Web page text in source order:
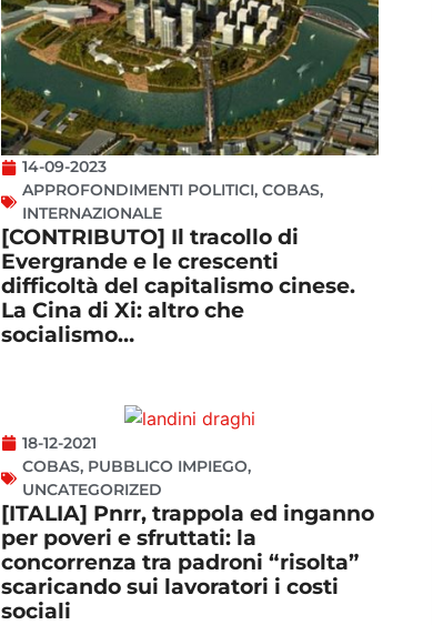
14-09-2023
APPROFONDIMENTI POLITICI, COBAS,
INTERNAZIONALE
[CONTRIBUTO] Il tracollo di
Evergrande e le crescenti
difficoltà del capitalismo cinese.
La Cina di Xi: altro che
socialismo…
18-12-2021
COBAS, PUBBLICO IMPIEGO,
UNCATEGORIZED
[ITALIA] Pnrr, trappola ed inganno
per poveri e sfruttati: la
concorrenza tra padroni “risolta”
scaricando sui lavoratori i costi
sociali